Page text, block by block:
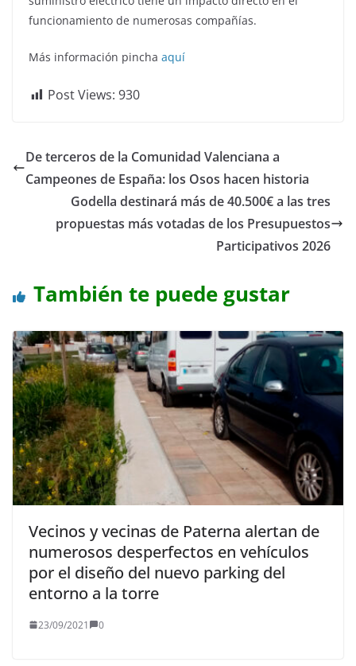
funcionamiento de numerosas compañías.
Más información pincha aquí
Post Views: 930
De terceros de la Comunidad Valenciana a
Campeones de España: los Osos hacen historia
Godella destinará más de 40.500€ a las tres
propuestas más votadas de los Presupuestos
Participativos 2026
También te puede gustar
Vecinos y vecinas de Paterna alertan de
numerosos desperfectos en vehículos
por el diseño del nuevo parking del
entorno a la torre
23/09/2021 0